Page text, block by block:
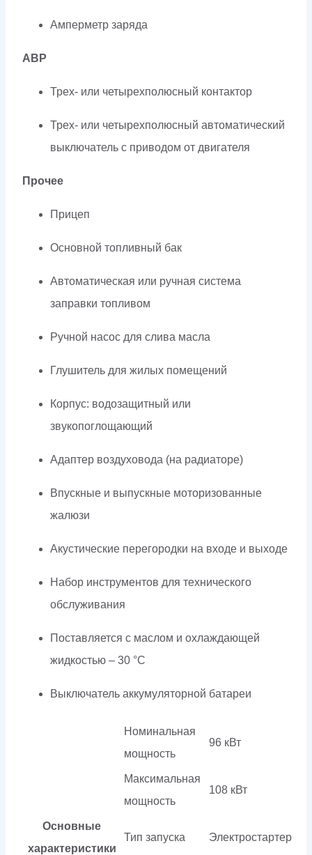
Амперметр заряда
АВР
Трех- или четырехполюсный контактор
Трех- или четырехполюсный автоматический
выключатель с приводом от двигателя
Прочее
Прицеп
Основной топливный бак
Автоматическая или ручная система
заправки топливом
Ручной насос для слива масла
Глушитель для жилых помещений
Корпус: водозащитный или
звукопоглощающий
Адаптер воздуховода (на радиаторе)
Впускные и выпускные моторизованные
жалюзи
Акустические перегородки на входе и выходе
Набор инструментов для технического
обслуживания
Поставляется с маслом и охлаждающей
жидкостью – 30 °C
Выключатель аккумуляторной батареи
Основные
характеристики
Номинальная
мощность
96 кВт
Максимальная
мощность
108 кВт
Тип запуска Электростартер